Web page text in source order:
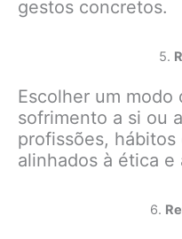
gestos concretos.
5.
Escolher um
sofrimento a si ou
profissões,
alinhados à ética e
6.